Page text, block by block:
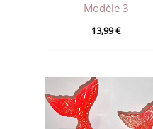
Modèle 3
13,99€